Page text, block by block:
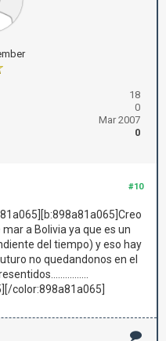
18
0
Mar 2007
0
#10
a Bolivia ya que es un
del tiempo) y eso hay
no quedandonos en el
color:898a81a065]